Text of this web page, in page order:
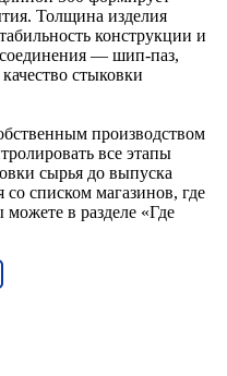
Толщина изделия
конструкции и
— шип-паз,
стыковки
производством
все этапы
сырья до выпуска
списком магазинов, где
в разделе «Где